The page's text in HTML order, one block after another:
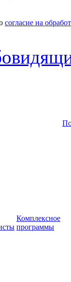
согласие на
Комплексное
программы